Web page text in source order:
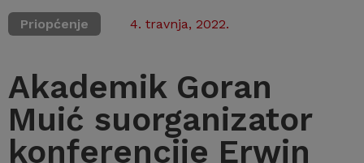
Priopćenje 4. travnja, 2022.
Akademik Goran
Muić suorganizator
konferencije Erwin